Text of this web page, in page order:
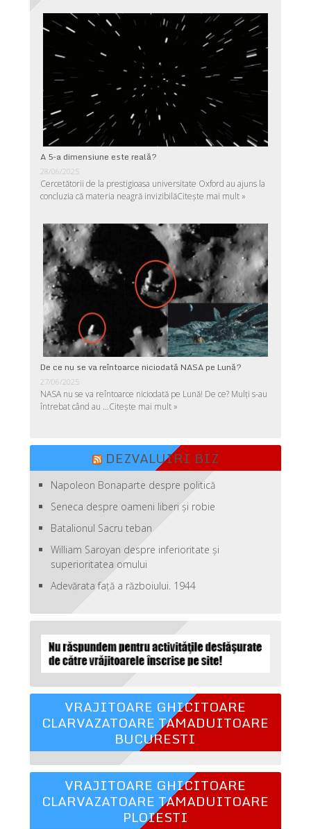
A 5-a dimensiune este reală?
28/06/2025
Cercetătorii de la prestigioasa universitate Oxford au ajuns la
concluzia că materia neagră invizibilăCitește mai mult »
De ce nu se va reîntoarce niciodată NASA pe Lună?
27/06/2025
NASA nu se va reîntoarce niciodată pe Lună! De ce? Mulţi s-au
întrebat când au …Citește mai mult »
DEZVALUIRI BIZ
Napoleon Bonaparte despre politică
Seneca despre oameni liberi şi robie
Batalionul Sacru teban
William Saroyan despre inferioritate şi
superioritatea omului
Adevărata față a războiului. 1944
VRAJITOARE GHICITOARE
CLARVAZATOARE TAMADUITOARE
BUCURESTI
VRAJITOARE GHICITOARE
CLARVAZATOARE TAMADUITOARE
PLOIESTI